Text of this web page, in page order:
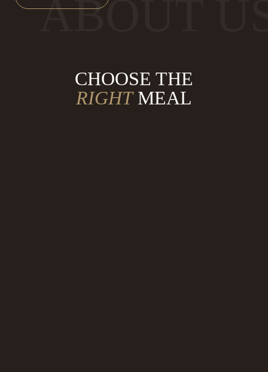
ABOUT
CHOOSE THE
RIGHTMEAL